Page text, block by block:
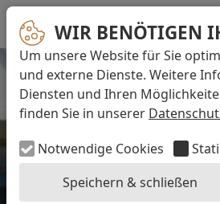
WIR BENÖTIGEN
Um unsere Website für Sie
und externe Dienste. Weitere
Diensten und Ihren
finden Sie in unserer
Notwendige Cookies
Speichern & schließen